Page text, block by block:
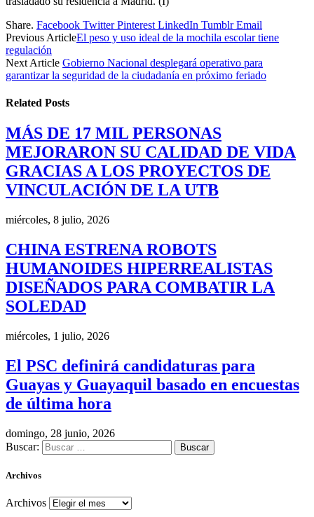
Share. Facebook Twitter Pinterest LinkedIn Tumblr Email
Previous ArticleEl peso y uso ideal de la mochila escolar tiene
regulación
Next Article Gobierno Nacional desplegará operativo para
garantizar la seguridad de la ciudadanía en próximo feriado
Related Posts
MÁS DE 17 MIL PERSONAS
MEJORARON SU CALIDAD DE VIDA
GRACIAS A LOS PROYECTOS DE
VINCULACIÓN DE LA UTB
miércoles, 8 julio, 2026
CHINA ESTRENA ROBOTS
HUMANOIDES HIPERREALISTAS
DISEÑADOS PARA COMBATIR LA
SOLEDAD
miércoles, 1 julio, 2026
El PSC definirá candidaturas para
Guayas y Guayaquil basado en encuestas
de última hora
domingo, 28 junio, 2026
Buscar:
Archivos
Archivos